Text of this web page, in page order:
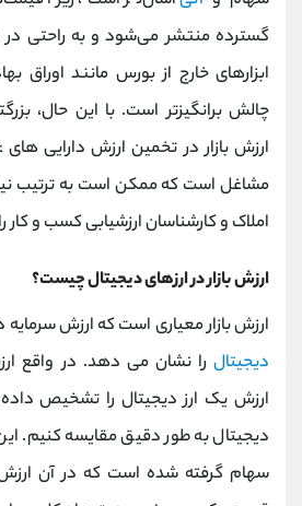
گسترده منتشر می‌شود و به راحتی
ابزارهای خارج از بورس مانند اوراق
چالش برانگیزتر است. با این حال،
ارزش بازار در تخمین ارزش دارایی
مشاغل است که ممکن است به ترتیب نیاز
املاک و کارشناسان ارزشیابی کسب و کار
ارزش بازار در ارزهای دیجیتال چیست؟
ارزش بازار معیاری است که ارزش
دیجیتال را نشان می دهد. در واقع
ارزش یک ارز دیجیتال را تشخیص داده
دیجیتال به طور دقیق مقایسه کنیم.
سهام گرفته شده است که در آن ارزش